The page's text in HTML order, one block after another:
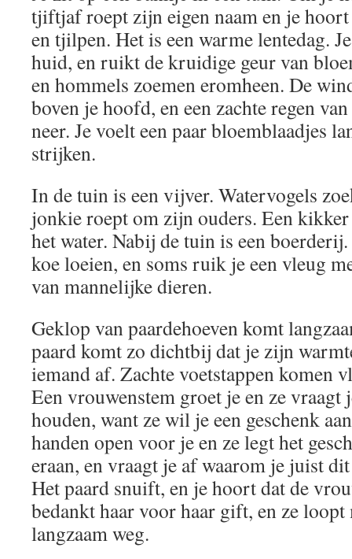
tjiftjaf roept zijn eigen naam en je hoort
en tjilpen. Het is een warme lentedag.
huid, en ruikt de kruidige geur van
en hommels zoemen eromheen. De
boven je hoofd, en een zachte regen
neer. Je voelt een paar bloemblaadjes
strijken.
In de tuin is een vijver. Watervogels
jonkie roept om zijn ouders. Een
het water. Nabij de tuin is een
koe loeien, en soms ruik je een vleug
van mannelijke dieren.
Geklop van paardehoeven komt
paard komt zo dichtbij dat je zijn
iemand af. Zachte voetstappen komen
Een vrouwenstem groet je en ze vraagt
houden, want ze wil je een geschenk
handen open voor je en ze legt het
eraan, en vraagt je af waarom je juist
Het paard snuift, en je hoort dat de
bedankt haar voor haar gift, en ze loopt
langzaam weg.